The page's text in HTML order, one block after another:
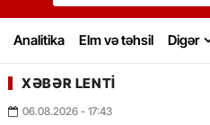
Analitika Elm və təhsil Digər
XƏBƏR LENTI
06.08.2026 - 17:43